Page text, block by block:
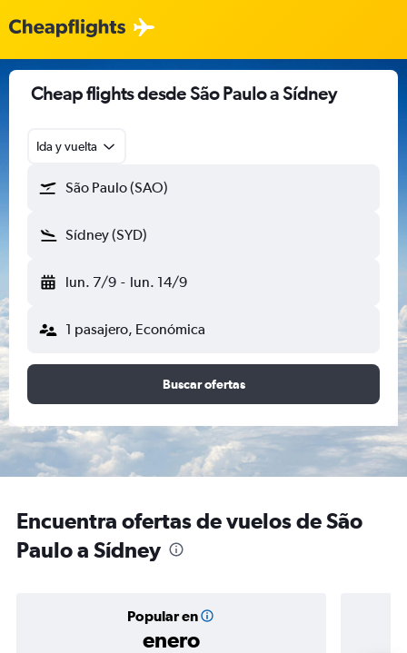
Cheap flights desde São Paulo a Sídney
Ida y vuelta
São Paulo (SAO)
Sídney (SYD)
lun. 7/9 - lun. 14/9
1 pasajero, Económica
Buscar ofertas
Encuentra ofertas de vuelos de São
Paulo a Sídney
Popular en
enero